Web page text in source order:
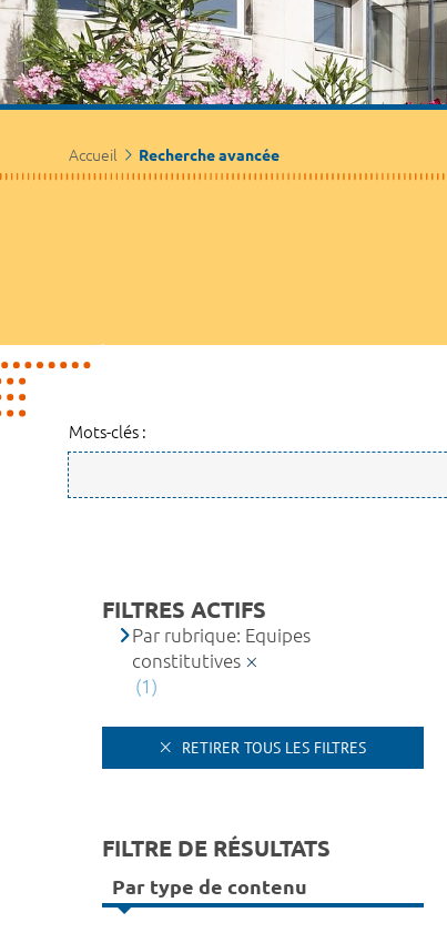
Accueil Recherche avancée
Mots-clés :
FILTRES ACTIFS
Par rubrique: Equipes
constitutives
(1)
RETIRER TOUS LES FILTRES
FILTRE DE RÉSULTATS
Par type de contenu